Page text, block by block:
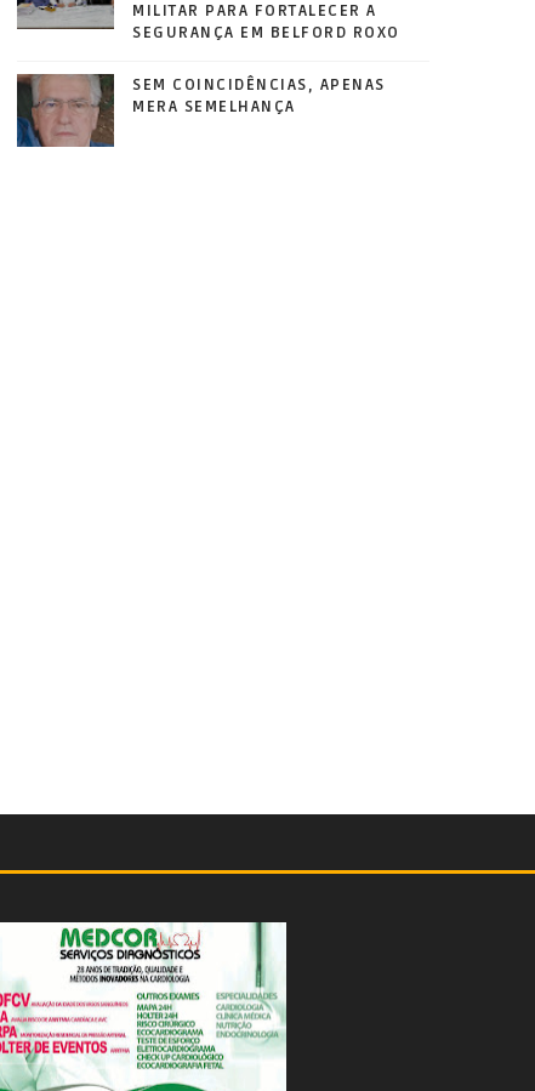
MILITAR PARA FORTALECER A
SEGURANÇA EM BELFORD ROXO
SEM COINCIDÊNCIAS, APENAS
MERA SEMELHANÇA